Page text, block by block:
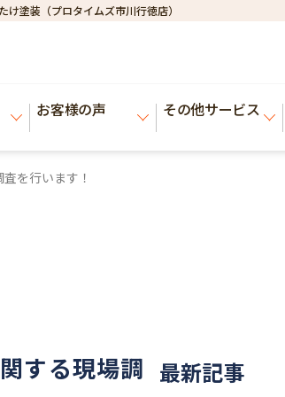
塗装（プロタイムズ市川行徳店）
お客様の声 その他サービス
を行います！
する現場調 最新記事